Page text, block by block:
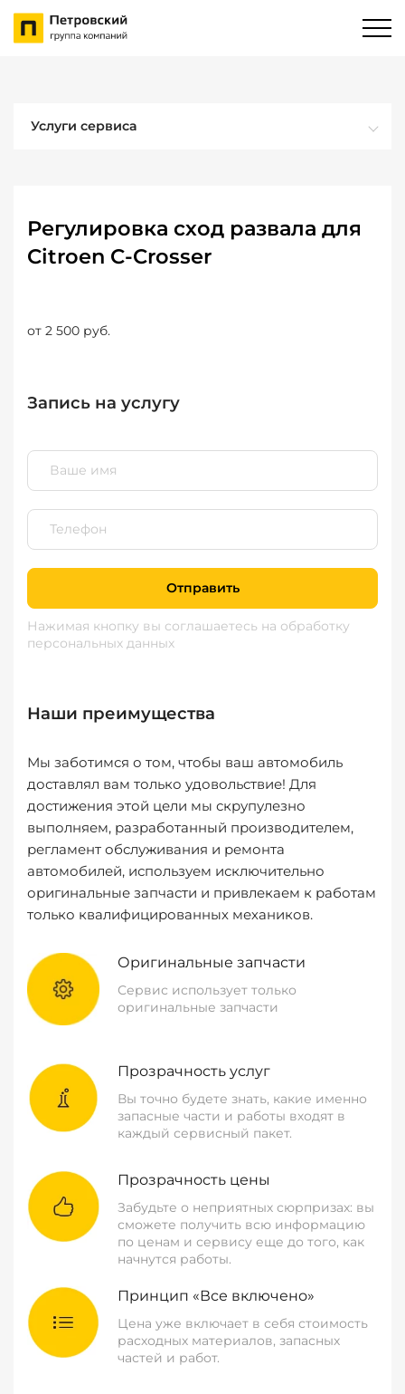
Услуги сервиса
Регулировка сход развала для
Citroen C-Crosser
от 2 500 руб.
Запись на услугу
Отправить
Нажимая кнопку вы соглашаетесь на обработку
персональных данных
Наши преимущества
Мы заботимся о том, чтобы ваш автомобиль
доставлял вам только удовольствие! Для
достижения этой цели мы скрупулезно
выполняем, разработанный производителем,
регламент обслуживания и ремонта
автомобилей, используем исключительно
оригинальные запчасти и привлекаем к работам
только квалифицированных механиков.
Оригинальные запчасти
Сервис использует только
оригинальные запчасти
Прозрачность услуг
Вы точно будете знать, какие именно
запасные части и работы входят в
каждый сервисный пакет.
Прозрачность цены
Забудьте о неприятных сюрпризах: вы
сможете получить всю информацию
по ценам и сервису еще до того, как
начнутся работы.
Принцип «Все включено»
Цена уже включает в себя стоимость
расходных материалов, запасных
частей и работ.